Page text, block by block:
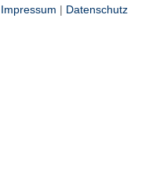
Impressum | Datenschutz